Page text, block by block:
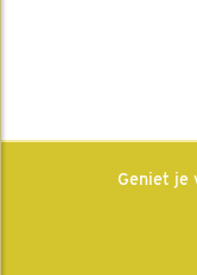
Geniet je